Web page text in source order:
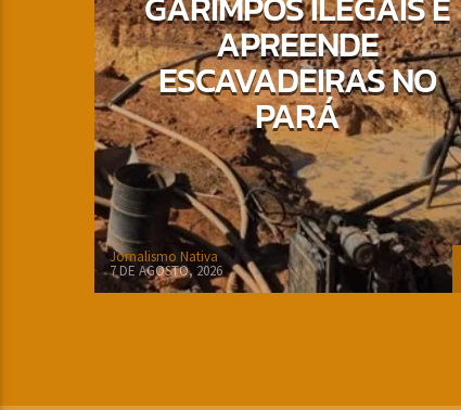
APREENDE
ESCAVADEIRAS NO
PARÁ
Jornalismo Nativa
7 DE AGOSTO, 2026